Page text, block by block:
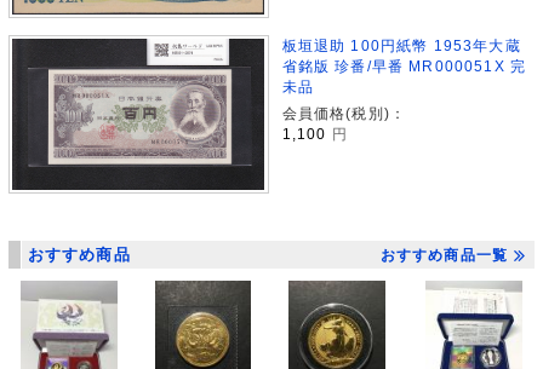
板垣退助 100円紙幣 1953年大蔵
省銘版 珍番/早番 MR000051X 完
未品
会員価格(税別)：
1,100 円
おすすめ商品 おすすめ商品一覧